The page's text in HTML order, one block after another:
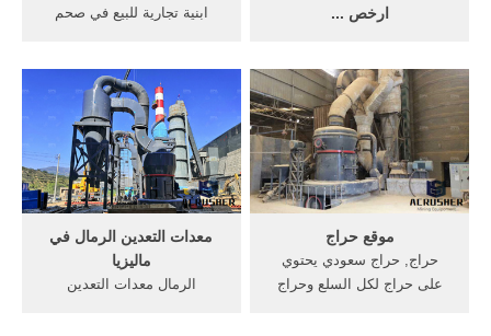
ابنية تجارية للبيع في صحم
المفتوح. ... فرصة مشروع
جاهز للبيع *مغسلة تنظيف
وتلميع السيارات* ... وتأتيك
هذه الفوائد على طبق من ذهب
كباحث عن أيّ من ...
ارخص ...
المركبات الآليات التي تحتوي
على بعض المعدات والآلات التي
تعمل ميكانيكيًا بشكل متصل،
وبناءً على تمازج هذه الآلات مع
بعضها، تتحرك المركبة من وضع
الثبات، وهي واحدة من أهم ...
معدات التعدين الرمال في
ماليزيا
الرمال معدات التعدين
موقع حراج
حراج, حراج سعودي يحتوي
على حراج لكل السلع وحراج